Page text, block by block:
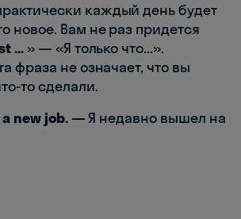
каждый день будет
новое. Вам не раз придется
… » — «Я только что...».
фраза не означает, что вы
то сделали.
new job.—Я недавно вышел на